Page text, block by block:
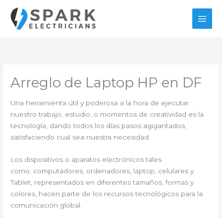
contenido
Arreglo de Laptop HP en DF
Una herramienta útil y poderosa a la hora de ejecutar
nuestro trabajo, estudio, o momentos de creatividad es la
tecnología, dando todos los días pasos agigantados,
satisfaciendo cual sea nuestra necesidad.
Los dispositivos o aparatos electrónicos tales
como: computadores, ordenadores, laptop, celulares y
Tablet, representados en diferentes tamaños, formas y
colores, hacen parte de los recursos tecnológicos para la
comunicación global.